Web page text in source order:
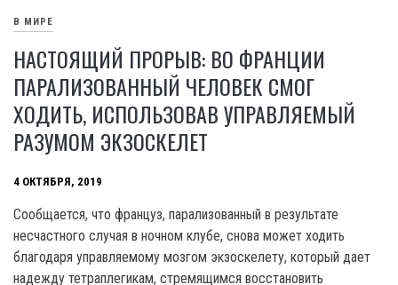
В МИРЕ
НАСТОЯЩИЙ ПРОРЫВ: ВО ФРАНЦИИ
ПАРАЛИЗОВАННЫЙ ЧЕЛОВЕК СМОГ
ХОДИТЬ, ИСПОЛЬЗОВАВ УПРАВЛЯЕМЫЙ
РАЗУМОМ ЭКЗОСКЕЛЕТ
4 ОКТЯБРЯ, 2019
Сообщается, что француз, парализованный в результате
несчастного случая в ночном клубе, снова может ходить
благодаря управляемому мозгом экзоскелету, который дает
надежду тетраплегикам, стремящимся восстановить